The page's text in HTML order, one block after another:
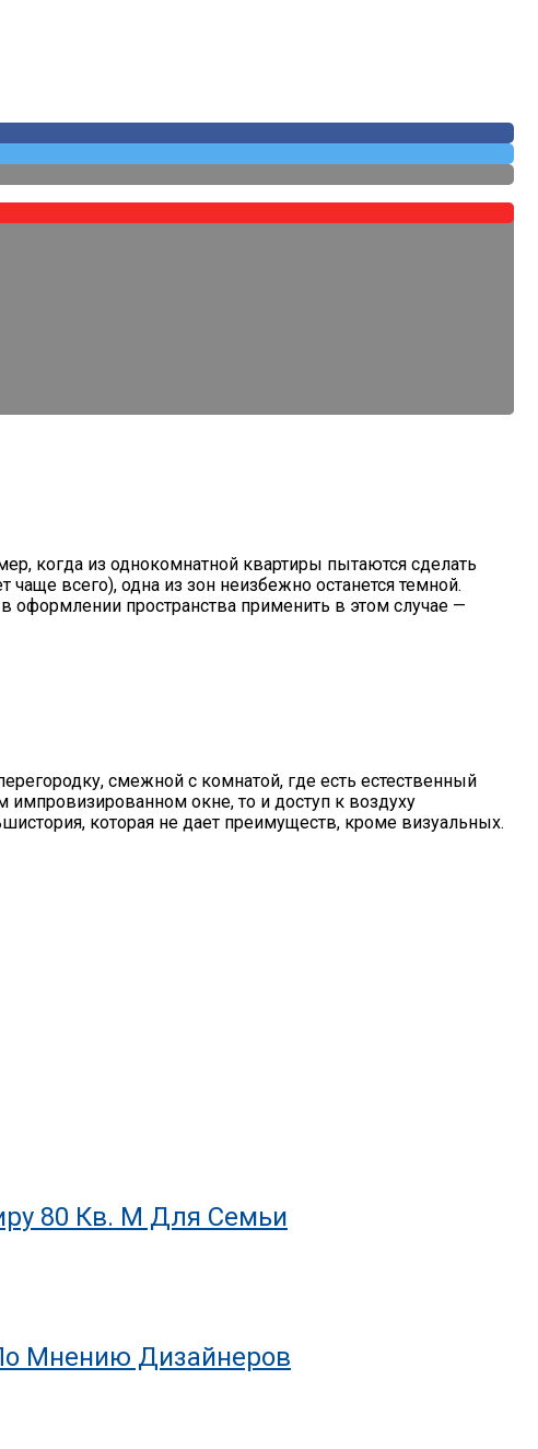
когда из однокомнатной квартиры пытаются сделать
всего), одна из зон неизбежно останется темной.
пространства применить в этом случае —
смежной с комнатой, где есть естественный
окне, то и доступ к воздуху
которая не дает преимуществ, кроме визуальных.
80 Кв. М Для Семьи
Мнению Дизайнеров